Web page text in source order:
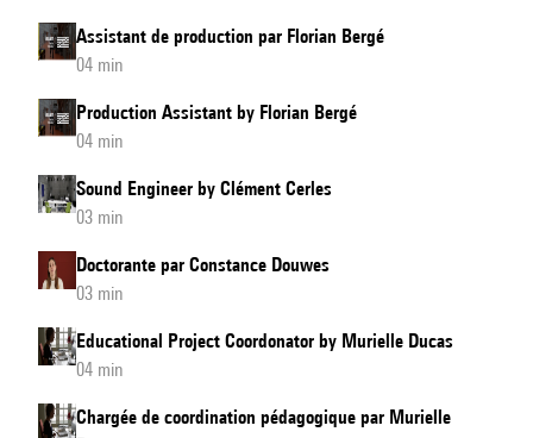
Assistant de production par Florian Bergé
04 min
Production Assistant by Florian Bergé
04 min
Sound Engineer by Clément Cerles
03 min
Doctorante par Constance Douwes
03 min
Educational Project Coordonator by Murielle Ducas
04 min
Chargée de coordination pédagogique par Murielle